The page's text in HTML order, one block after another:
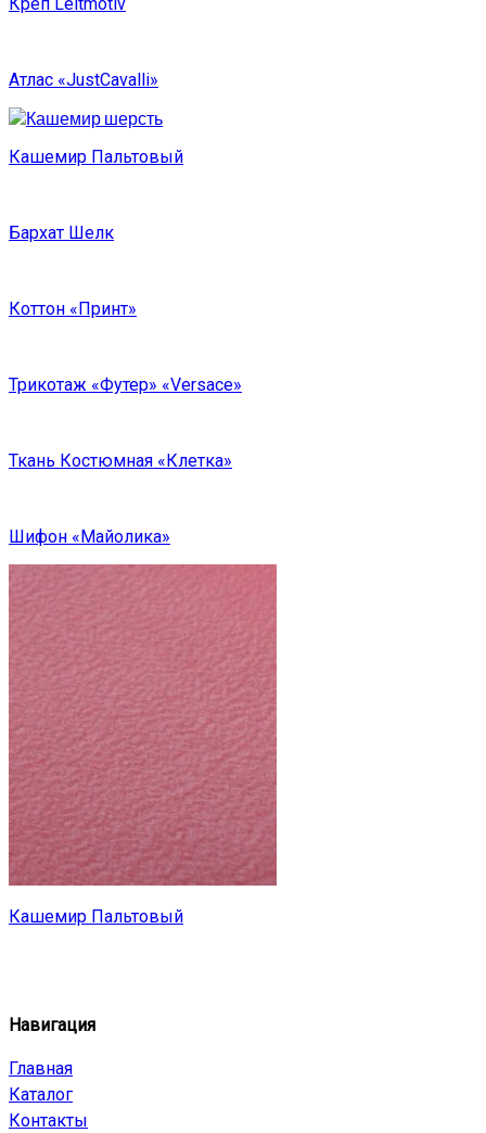
Креп Leitmotiv
Атлас «JustCavalli»
Кашемир Пальтовый
Бархат Шелк
Коттон «Принт»
Трикотаж «Футер» «Versace»
Ткань Костюмная «Клетка»
Шифон «Майолика»
Кашемир Пальтовый
Навигация
Главная
Каталог
Контакты